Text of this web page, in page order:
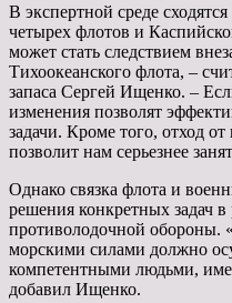
В экспертной среде
четырех флотов и
может стать следствием
Тихоокеанского флота, –
запаса Сергей Ищенко. –
изменения позволят
задачи. Кроме того, отход
позволит нам серьезнее
Однако связка флота и
решения конкретных задач
противолодочной обороны.
морскими силами должно
компетентными людьми,
добавил Ищенко.